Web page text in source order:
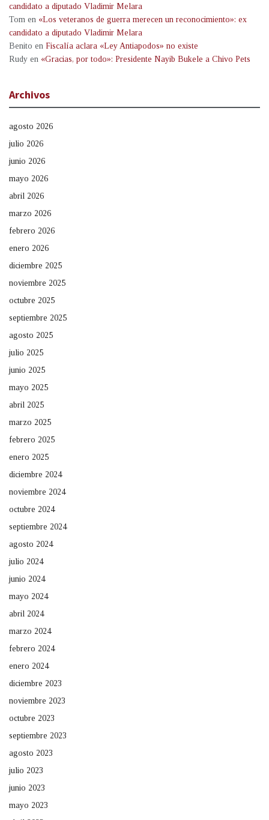
candidato a diputado Vladimir Melara
Tom en «Los veteranos de guerra merecen un reconocimiento»: ex
candidato a diputado Vladimir Melara
Benito en Fiscalía aclara «Ley Antiapodos» no existe
Rudy en «Gracias, por todo»: Presidente Nayib Bukele a Chivo Pets
Archivos
agosto 2026
julio 2026
junio 2026
mayo 2026
abril 2026
marzo 2026
febrero 2026
enero 2026
diciembre 2025
noviembre 2025
octubre 2025
septiembre 2025
agosto 2025
julio 2025
junio 2025
mayo 2025
abril 2025
marzo 2025
febrero 2025
enero 2025
diciembre 2024
noviembre 2024
octubre 2024
septiembre 2024
agosto 2024
julio 2024
junio 2024
mayo 2024
abril 2024
marzo 2024
febrero 2024
enero 2024
diciembre 2023
noviembre 2023
octubre 2023
septiembre 2023
agosto 2023
julio 2023
junio 2023
mayo 2023